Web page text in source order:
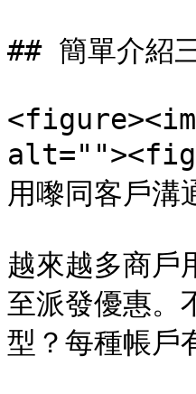
## 簡單介紹
用嚟同客戶
越來越多商
至派發優惠
型？每種帳戶